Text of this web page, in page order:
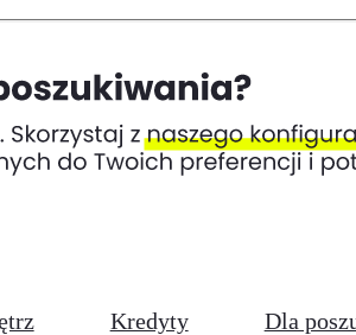
Kredyty Dla